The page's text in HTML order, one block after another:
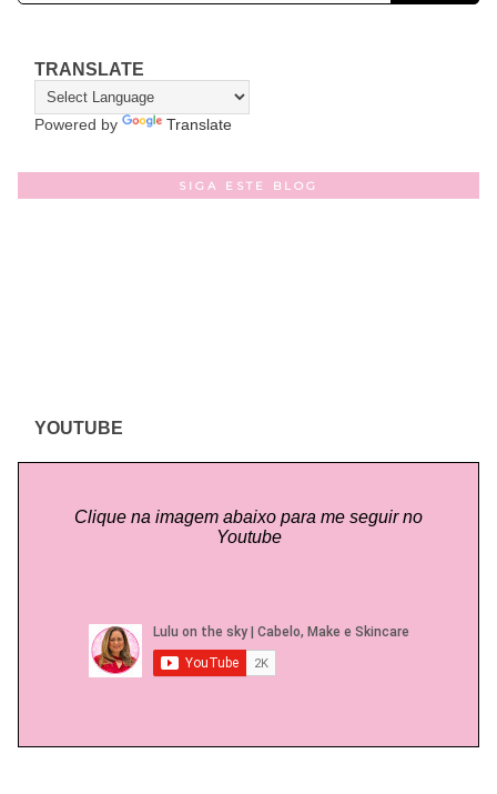
TRANSLATE
Powered by Translate
SIGA ESTE BLOG
YOUTUBE
Clique na imagem abaixo para me seguir no
Youtube